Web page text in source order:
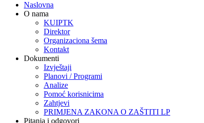
Naslovna
O nama
KUIPTK
Direktor
Organizaciona šema
Kontakt
Dokumenti
Izvještaji
Planovi / Programi
Analize
Pomoć korisnicima
Zahtjevi
PRIMJENA ZAKONA O ZAŠTITI LP
Pitanja i odgovori